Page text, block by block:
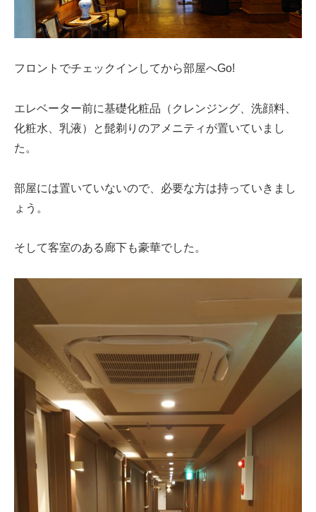
フロントでチェックインしてから部屋へGo!
エレベーター前に基礎化粧品（クレンジング、洗顔料、
化粧水、乳液）と髭剃りのアメニティが置いていまし
た。
部屋には置いていないので、必要な方は持っていきまし
ょう。
そして客室のある廊下も豪華でした。